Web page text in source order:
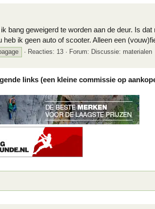
bang geweigerd te worden aan de deur. Is
ik geen auto of scooter. Alleen een
Reacties: 13 Forum: Discussie: materialen
links (een kleine commissie op